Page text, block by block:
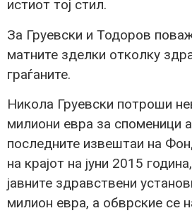
истиот тој стил.
За Груевски и Тодоров
матните зделки отколку
граѓаните.
Никола Груевски потроши
милиони евра за споменици
последните извештаи на
на крајот на јуни 2015
јавните здравствени
милион евра, а обврские се